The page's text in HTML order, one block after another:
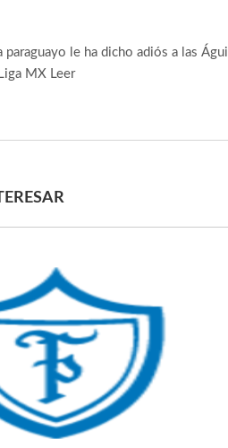
paraguayo le ha dicho adiós a las
MX Leer